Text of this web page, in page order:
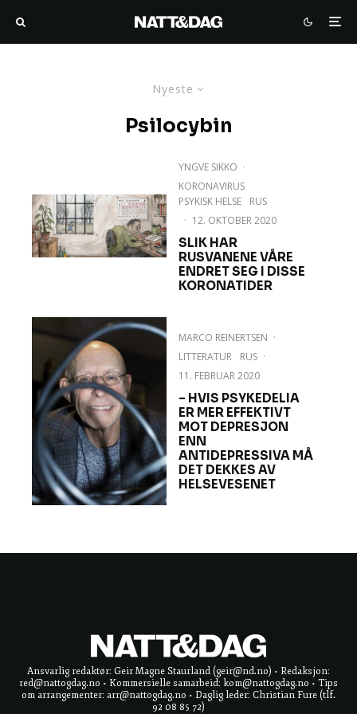
Nyeste
Psilocybin
YNGVE SIKKO ·
KORONAVIRUS
PSYKISK HELSE
RUS
· 12. OKTOBER 2020
SLIK HAR
RUSVANENE VÅRE
ENDRET SEG I DISSE
KORONATIDER
MARCO REINERTSEN ·
LITTERATUR
RUS ·
11. FEBRUAR 2020
– HVIS PSYKEDELIA
ER MER EFFEKTIVT
MOT DEPRESJON
ENN
ANTIDEPRESSIVA MÅ
DET DEKKES AV
HELSEVESENET
Ansvarlig redaktør: Geir Magne Staurland (geir@nd.no) • Redaksjon:
red@nattogdag.no • Kommersielle samarbeid: kom@nattogdag.no • Tips
om arrangementer: arr@nattogdag.no • Daglig leder: Christian Fure (tlf.
92 08 85 72)